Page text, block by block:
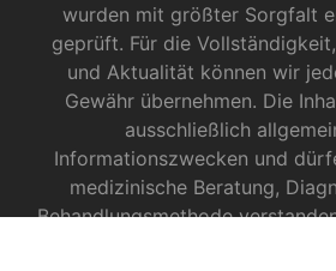
wurden mit größter Sorgfalt
geprüft. Für die
und Aktualität können wir
Gewähr übernehmen. Die
ausschließlich
Informationszwecken und
medizinische Beratung,
Behandlungsmethode